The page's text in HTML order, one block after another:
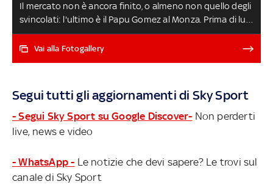
Il mercato non è ancora finito, o almeno non quello degli
svincolati: l'ultimo è il Papu Gomez al Monza. Prima di lui
la firma di Juan Manuel Cruz, figlio del 'jardinero' Julio, al
Verona e anche il ritorno di Roberto 'Tucu' Pereyra
Vai alla Fotogallery
Segui tutti gli aggiornamenti di Sky Sport
- Segui Sky Sport su Google Discover- Non perderti
live, news e video
- WhatsApp - Le notizie che devi sapere? Le trovi sul
canale di Sky Sport